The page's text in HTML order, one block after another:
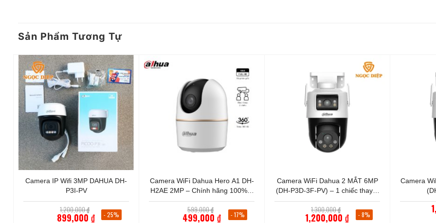
Sản Phẩm Tương Tự
Camera IP Wifi 3MP DAHUA DH-
P3I-PV
1,200,000₫ gốc
là:
899,000₫ - 25%
Camera WiFi Dahua Hero A1 DH-
H2AE 2MP – Chính hãng 100% –
Bảo hành 2 năm
599,000₫
gốc
là:
499,000 ₫ - 17%
Camera WiFi Dahua 2 MẮT 6MP
(DH-P3D-3F-PV) – 1 chiếc thay 2
camera
1,300,000₫
gốc
là:
1,200,000 ₫ - 8%
Camera